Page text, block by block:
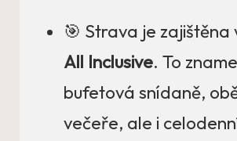
🎯 Strava je zajištěna
All Inclusive. To
bufetová snídaně,
večeře, ale i